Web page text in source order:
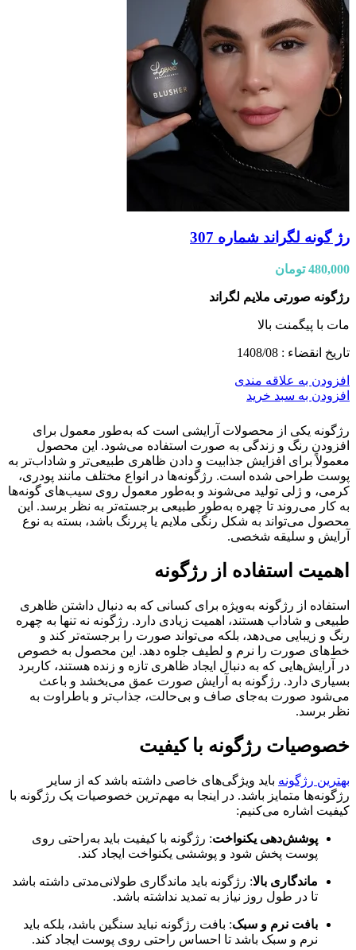
رژ گونه لگراند شماره 307
480,000 تومان
رژگونه صورتی ملایم لگراند
مات با پیگمنت بالا
تاریخ انقضاء : 1408/08
افزودن به علاقه مندی
افزودن به سبد خرید
رژگونه یکی از محصولات آرایشی است که به‌طور معمول برای
افزودن رنگ و زندگی به صورت استفاده می‌شود. این محصول
معمولاً برای افزایش جذابیت و دادن ظاهری طبیعی‌تر و شاداب‌تر به
پوست طراحی شده است. رژگونه‌ها در انواع مختلف مانند پودری،
کرمی، و ژلی تولید می‌شوند و به‌طور معمول روی سیب‌های گونه‌ها
به کار می‌روند تا چهره به‌طور طبیعی برجسته‌تر به نظر برسد. این
محصول می‌تواند به شکل رنگی ملایم یا پررنگ باشد، بسته به نوع
آرایش و سلیقه شخصی.
اهمیت استفاده از رژگونه
استفاده از رژگونه به‌ویژه برای کسانی که به دنبال داشتن ظاهری
طبیعی و شاداب هستند، اهمیت زیادی دارد. رژگونه نه تنها به چهره
رنگ و زیبایی می‌دهد، بلکه می‌تواند صورت را برجسته‌تر کند و
خط‌های صورت را نرم و لطیف جلوه دهد. این محصول به خصوص
در آرایش‌هایی که به دنبال ایجاد ظاهری تازه و زنده هستند، کاربرد
بسیاری دارد. رژگونه به آرایش صورت عمق می‌بخشد و باعث
می‌شود صورت به‌جای صاف و بی‌حالت، جذاب‌تر و باطراوت به
نظر برسد.
خصوصیات رژگونه با کیفیت
بهترین رژگونه باید ویژگی‌های خاصی داشته باشد که از سایر
رژگونه‌ها متمایز باشد. در اینجا به مهم‌ترین خصوصیات یک رژگونه با
کیفیت اشاره می‌کنیم:
پوشش‌دهی یکنواخت: رژگونه با کیفیت باید به‌راحتی روی
پوست پخش شود و پوششی یکنواخت ایجاد کند.
ماندگاری بالا: رژگونه باید ماندگاری طولانی‌مدتی داشته باشد
تا در طول روز نیاز به تمدید نداشته باشد.
بافت نرم و سبک: بافت رژگونه نباید سنگین باشد، بلکه باید
نرم و سبک باشد تا احساس راحتی روی پوست ایجاد کند.